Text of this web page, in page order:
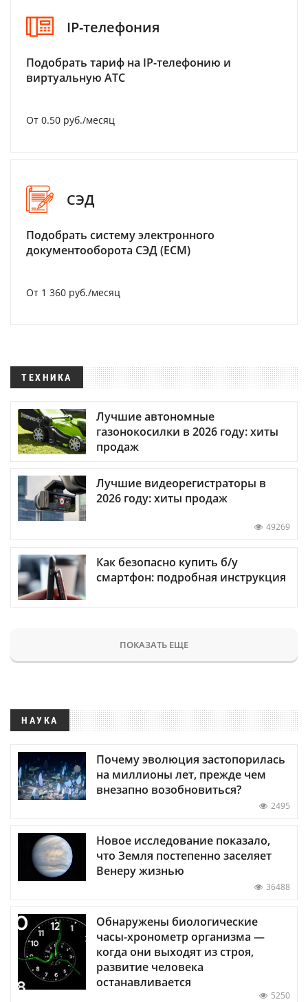
IP-телефония
Подобрать тариф на IP-телефонию и
виртуальную АТС
От 0.50 руб./месяц
СЭД
Подобрать систему электронного
документооборота СЭД (ECM)
От 1 360 руб./месяц
ТЕХНИКА
Лучшие автономные
газонокосилки в 2026 году: хиты
продаж
Лучшие видеорегистраторы в
2026 году: хиты продаж
49269
Как безопасно купить б/у
смартфон: подробная инструкция
ПОКАЗАТЬ ЕЩЕ
НАУКА
Почему эволюция застопорилась
на миллионы лет, прежде чем
внезапно возобновиться?
2495
Новое исследование показало,
что Земля постепенно заселяет
Венеру жизнью
36488
Обнаружены биологические
часы-хронометр организма —
когда они выходят из строя,
развитие человека
останавливается
5250